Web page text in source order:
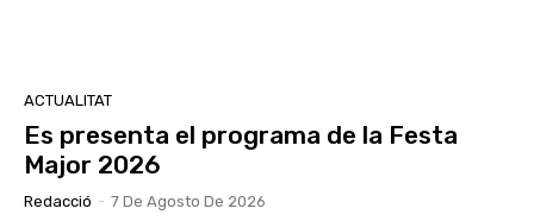
ACTUALITAT
Es presenta el programa de la Festa
Major 2026
Redacció - 7 De Agosto De 2026